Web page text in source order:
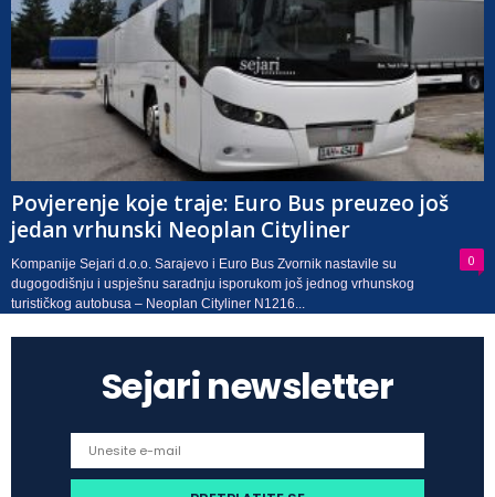
Povjerenje koje traje: Euro Bus preuzeo još
jedan vrhunski Neoplan Cityliner
0
Kompanije Sejari d.o.o. Sarajevo i Euro Bus Zvornik nastavile su
dugogodišnju i uspješnu saradnju isporukom još jednog vrhunskog
turističkog autobusa – Neoplan Cityliner N1216...
Sejari newsletter